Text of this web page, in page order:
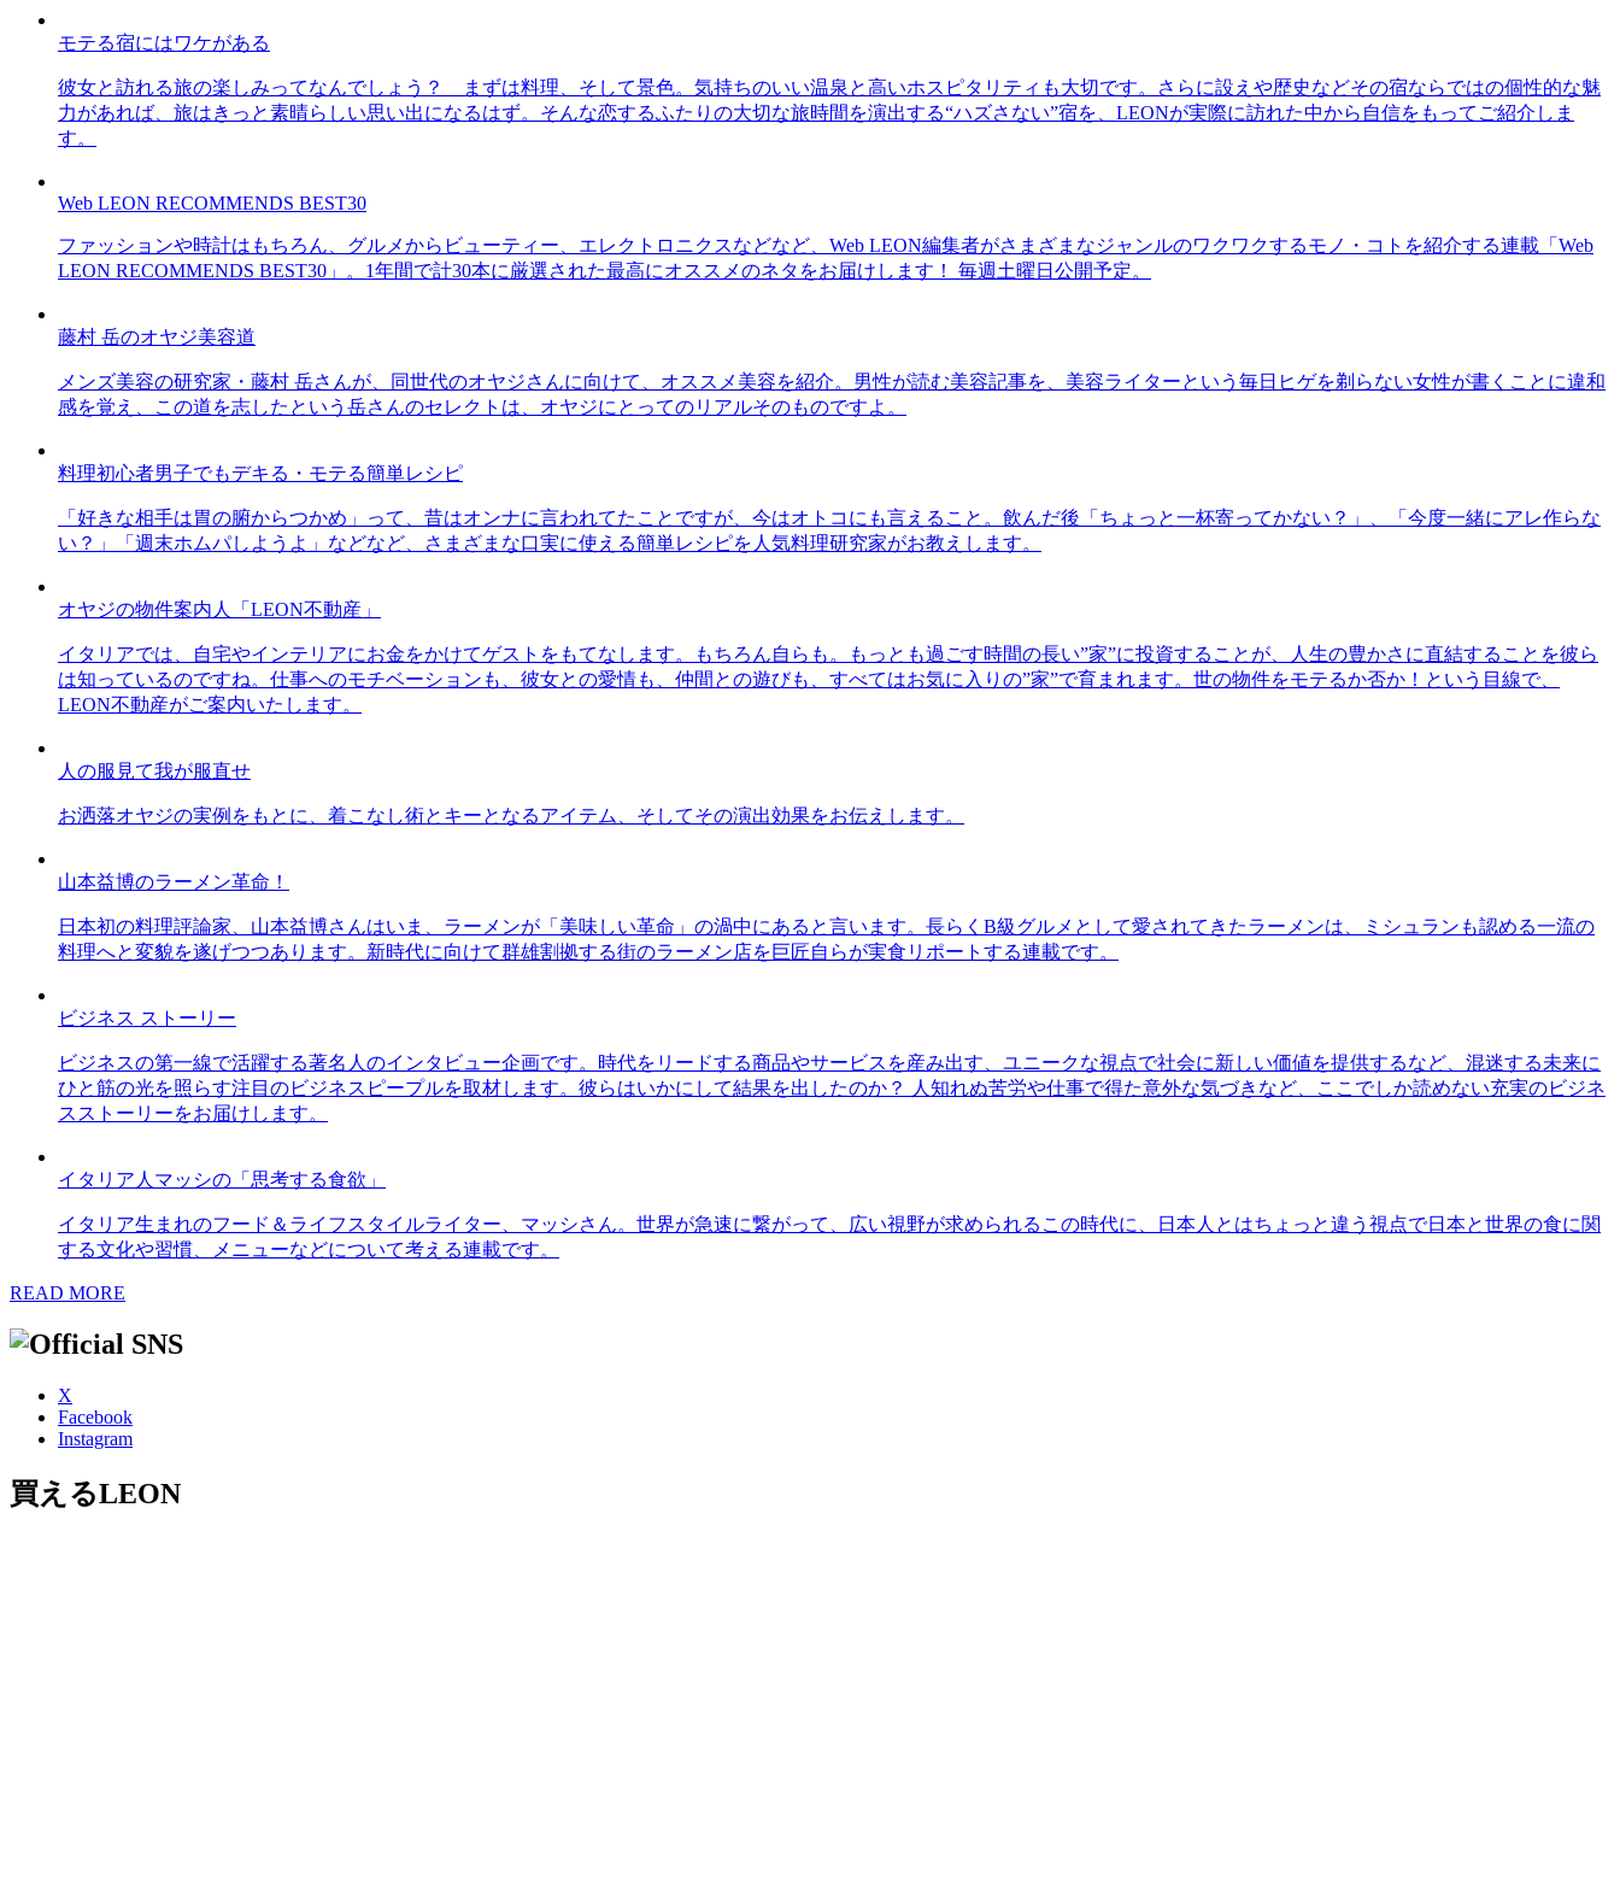
モテる宿にはワケがある
彼女と訪れる旅の楽しみってなんでしょう？ まずは料理、そして景色。気持ちのいい温泉と高いホスピタリティも大切です。さらに設えや歴史などその宿ならではの個性的な魅
力があれば、旅はきっと素晴らしい思い出になるはず。そんな恋するふたりの大切な旅時間を演出する“ハズさない”宿を、LEONが実際に訪れた中から自信をもってご紹介しま
す。
Web LEON RECOMMENDS BEST30
ファッションや時計はもちろん、グルメからビューティー、エレクトロニクスなどなど、Web LEON編集者がさまざまなジャンルのワクワクするモノ・コトを紹介する連載「Web
LEON RECOMMENDS BEST30」。1年間で計30本に厳選された最高にオススメのネタをお届けします！ 毎週土曜日公開予定。
藤村 岳のオヤジ美容道
メンズ美容の研究家・藤村 岳さんが、同世代のオヤジさんに向けて、オススメ美容を紹介。男性が読む美容記事を、美容ライターという毎日ヒゲを剃らない女性が書くことに違和
感を覚え、この道を志したという岳さんのセレクトは、オヤジにとってのリアルそのものですよ。
料理初心者男子でもデキる・モテる簡単レシピ
「好きな相手は胃の腑からつかめ」って、昔はオンナに言われてたことですが、今はオトコにも言えること。飲んだ後「ちょっと一杯寄ってかない？」、「今度一緒にアレ作らな
い？」「週末ホムパしようよ」などなど、さまざまな口実に使える簡単レシピを人気料理研究家がお教えします。
オヤジの物件案内人「LEON不動産」
イタリアでは、自宅やインテリアにお金をかけてゲストをもてなします。もちろん自らも。もっとも過ごす時間の長い”家”に投資することが、人生の豊かさに直結することを彼ら
は知っているのですね。仕事へのモチベーションも、彼女との愛情も、仲間との遊びも、すべてはお気に入りの”家”で育まれます。世の物件をモテるか否か！という目線で、
LEON不動産がご案内いたします。
人の服見て我が服直せ
お洒落オヤジの実例をもとに、着こなし術とキーとなるアイテム、そしてその演出効果をお伝えします。
山本益博のラーメン革命！
日本初の料理評論家、山本益博さんはいま、ラーメンが「美味しい革命」の渦中にあると言います。長らくB級グルメとして愛されてきたラーメンは、ミシュランも認める一流の
料理へと変貌を遂げつつあります。新時代に向けて群雄割拠する街のラーメン店を巨匠自らが実食リポートする連載です。
ビジネス ストーリー
ビジネスの第一線で活躍する著名人のインタビュー企画です。時代をリードする商品やサービスを産み出す、ユニークな視点で社会に新しい価値を提供するなど、混迷する未来に
ひと筋の光を照らす注目のビジネスピープルを取材します。彼らはいかにして結果を出したのか？ 人知れぬ苦労や仕事で得た意外な気づきなど、ここでしか読めない充実のビジネ
スストーリーをお届けします。
イタリア人マッシの「思考する食欲」
イタリア生まれのフード＆ライフスタイルライター、マッシさん。世界が急速に繋がって、広い視野が求められるこの時代に、日本人とはちょっと違う視点で日本と世界の食に関
する文化や習慣、メニューなどについて考える連載です。
READ MORE
X
Facebook
Instagram
買えるLEON